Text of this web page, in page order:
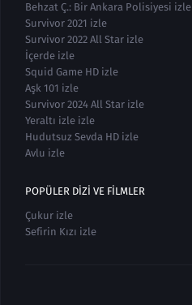
Behzat Ç.: Bir Ankara Polisiyesi izle
Survivor 2021 izle
Survivor 2022 All Star izle
İçerde izle
Squid Game HD izle
Aşk 101 izle
Survivor 2024 All Star izle
Yeraltı izle izle
Hudutsuz Sevda HD izle
Avlu izle
POPÜLER DIZI VE FILMLER
Çukur izle
Sefirin Kızı izle